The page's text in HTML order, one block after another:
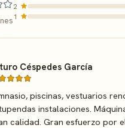
2
1
Céspedes García
piscinas, vestuarios
instalaciones.
calidad. Gran esfuerzo por